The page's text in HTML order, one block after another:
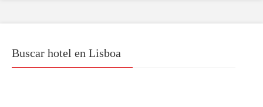
Buscar hotel en Lisboa